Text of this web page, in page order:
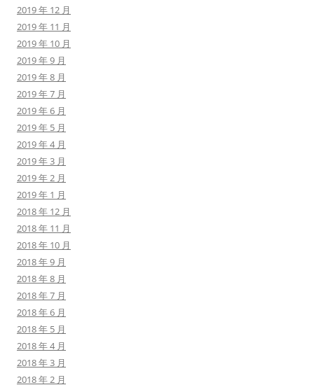
2019 年 12 月
2019 年 11 月
2019 年 10 月
2019 年 9 月
2019 年 8 月
2019 年 7 月
2019 年 6 月
2019 年 5 月
2019 年 4 月
2019 年 3 月
2019 年 2 月
2019 年 1 月
2018 年 12 月
2018 年 11 月
2018 年 10 月
2018 年 9 月
2018 年 8 月
2018 年 7 月
2018 年 6 月
2018 年 5 月
2018 年 4 月
2018 年 3 月
2018 年 2 月